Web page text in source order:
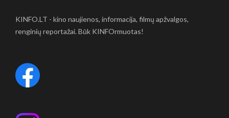
KINFO.LT - kino naujienos, informacija, filmų apžvalgos,
renginių reportažai. Būk KINFOrmuotas!